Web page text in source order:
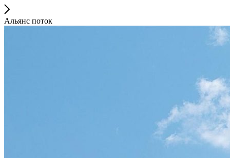
Альянс поток